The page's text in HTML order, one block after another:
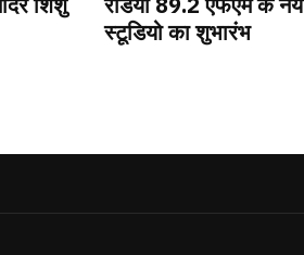
स्टूडियो का शुभारंभ